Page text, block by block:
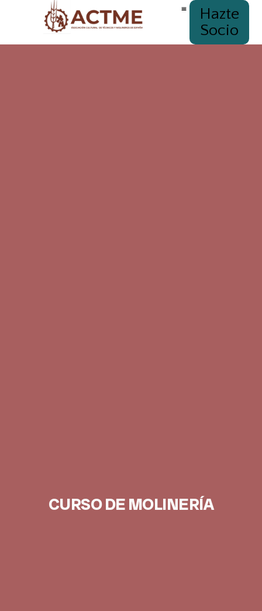
Hazte
Socio
CURSO DE MOLINERÍA